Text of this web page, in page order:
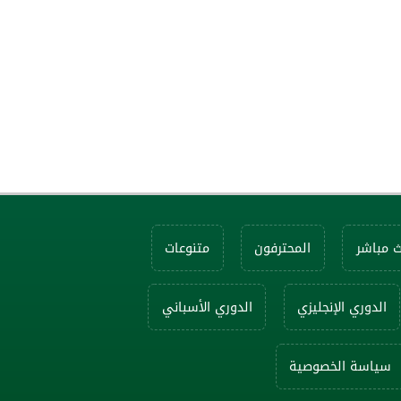
مباشر المحترفون متنوعات
الدوري الإنجليزي الدوري الأسباني
سياسة الخصوصية